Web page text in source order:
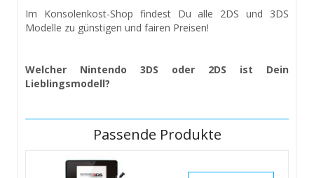
Im Konsolenkost-Shop findest Du alle 2DS und 3DS
Modelle zu günstigen und fairen Preisen!
Welcher Nintendo 3DS oder 2DS ist Dein
Lieblingsmodell?
Passende Produkte